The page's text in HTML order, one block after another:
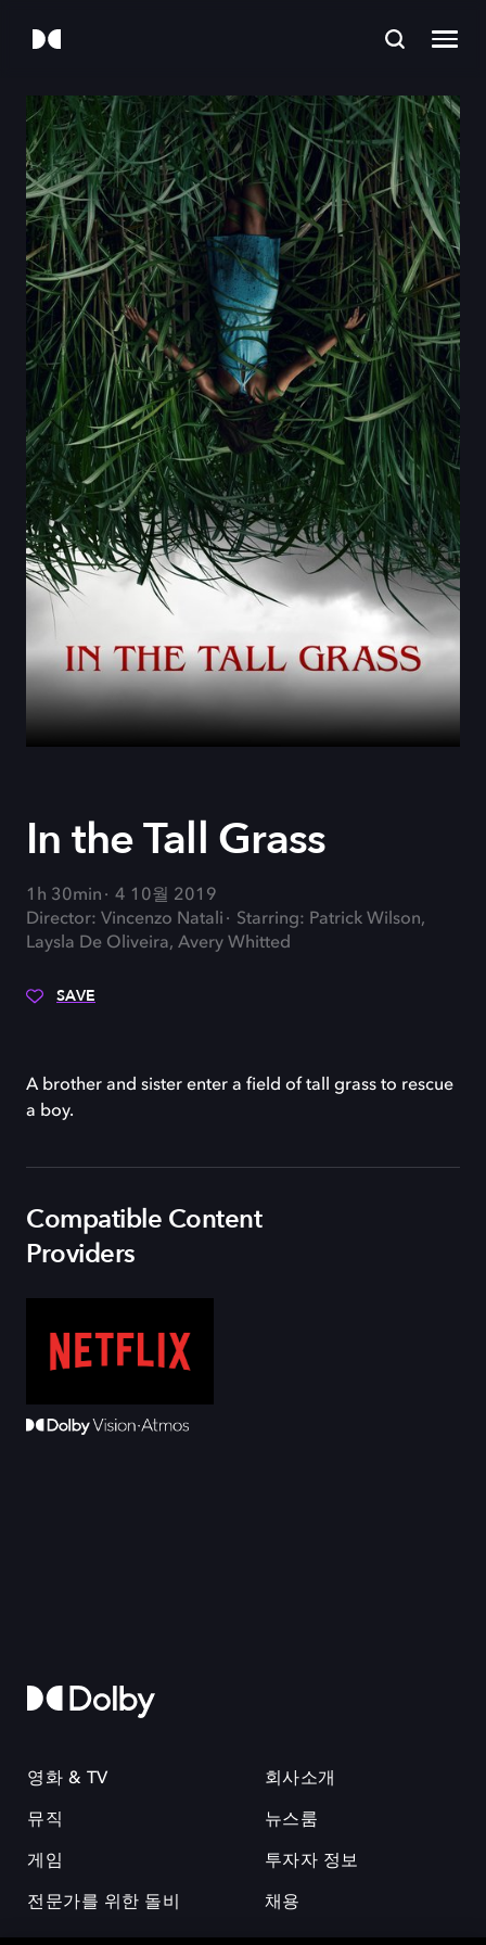
In the Tall Grass
1h 30min
4 10월 2019
Director: Vincenzo Natali
Starring: Patrick Wilson,
Laysla De Oliveira, Avery Whitted
SAVE
A brother and sister enter a field of tall grass to rescue
a boy.
Compatible Content
Providers
영화 & TV
뮤직
게임
전문가를 위한 돌비
회사소개
뉴스룸
투자자 정보
채용